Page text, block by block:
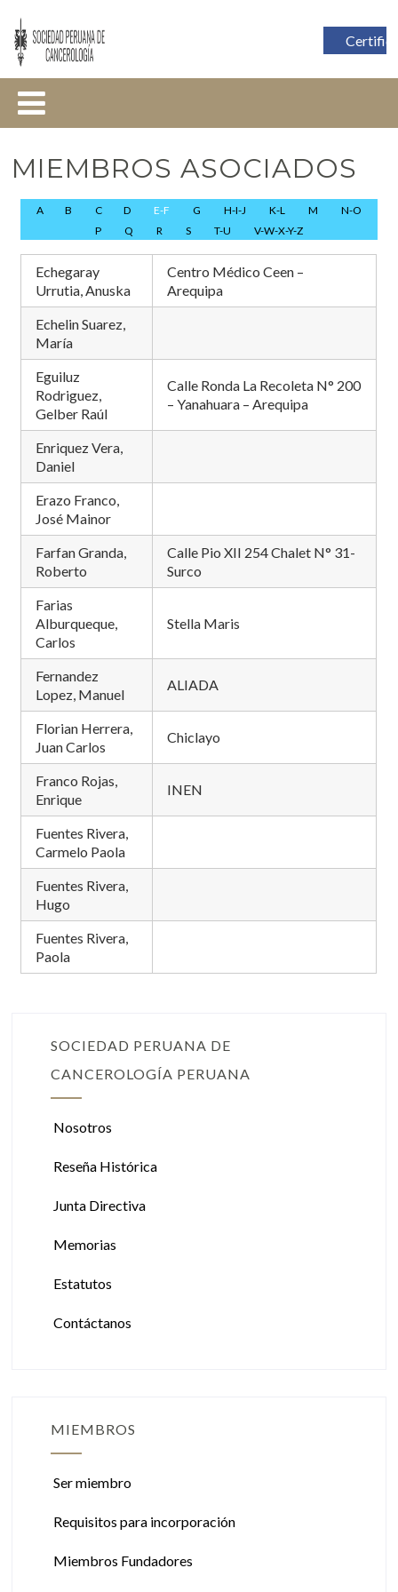
MIEMBROS ASOCIADOS
A B C D E-F G H-I-J K-L M
N-O
P
Q R S T-U V-W-X-Y-Z
Echegaray
Urrutia, Anuska
Centro Médico Ceen –
Arequipa
Echelin Suarez,
María
Eguiluz
Rodriguez,
Gelber Raúl
Calle Ronda La Recoleta N° 200
– Yanahuara – Arequipa
Enriquez Vera,
Daniel
Erazo Franco,
José Mainor
Farfan Granda,
Roberto
Calle Pio XII 254 Chalet N° 31-
Surco
Farias
Alburqueque,
Carlos
Stella Maris
Fernandez
Lopez, Manuel
ALIADA
Florian Herrera,
Juan Carlos
Chiclayo
Franco Rojas,
Enrique
INEN
Fuentes Rivera,
Carmelo Paola
Fuentes Rivera,
Hugo
Fuentes Rivera,
Paola
SOCIEDAD PERUANA DE
CANCEROLOGÍA PERUANA
Nosotros
Reseña Histórica
Junta Directiva
Memorias
Estatutos
Contáctanos
MIEMBROS
Ser miembro
Requisitos para incorporación
Miembros Fundadores